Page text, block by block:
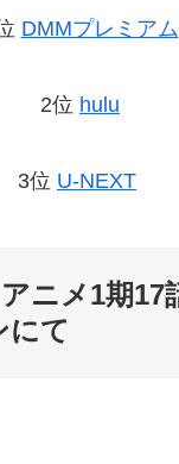
DMMプレミアム
2位 hulu
3位 U-NEXT
ニメ1期
にて